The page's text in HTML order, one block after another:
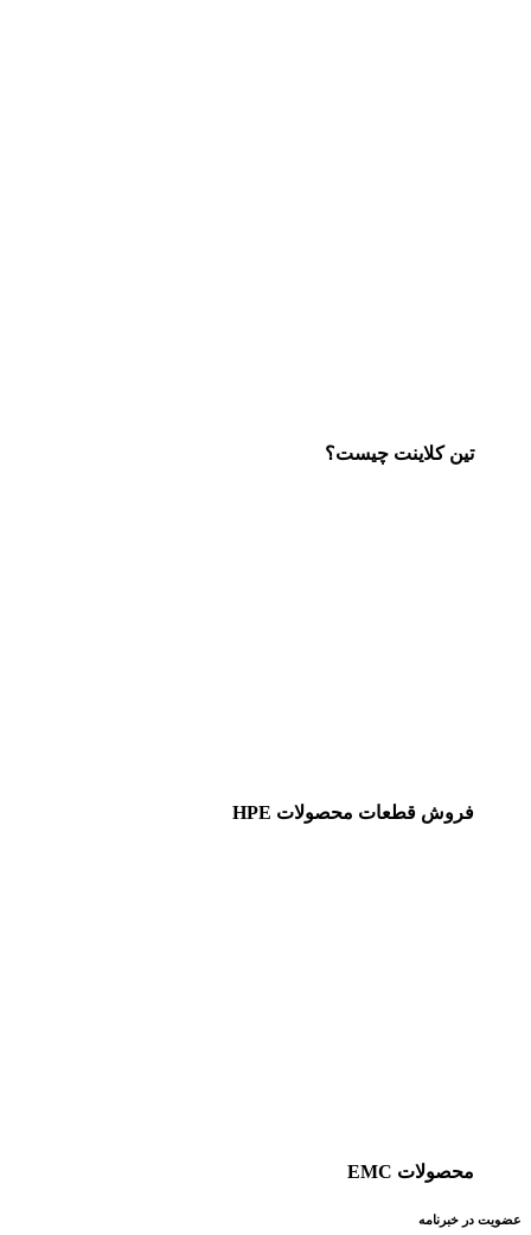
تین کلاینت چیست؟
فروش قطعات محصولات HPE
محصولات EMC
عضویت در خبرنامه